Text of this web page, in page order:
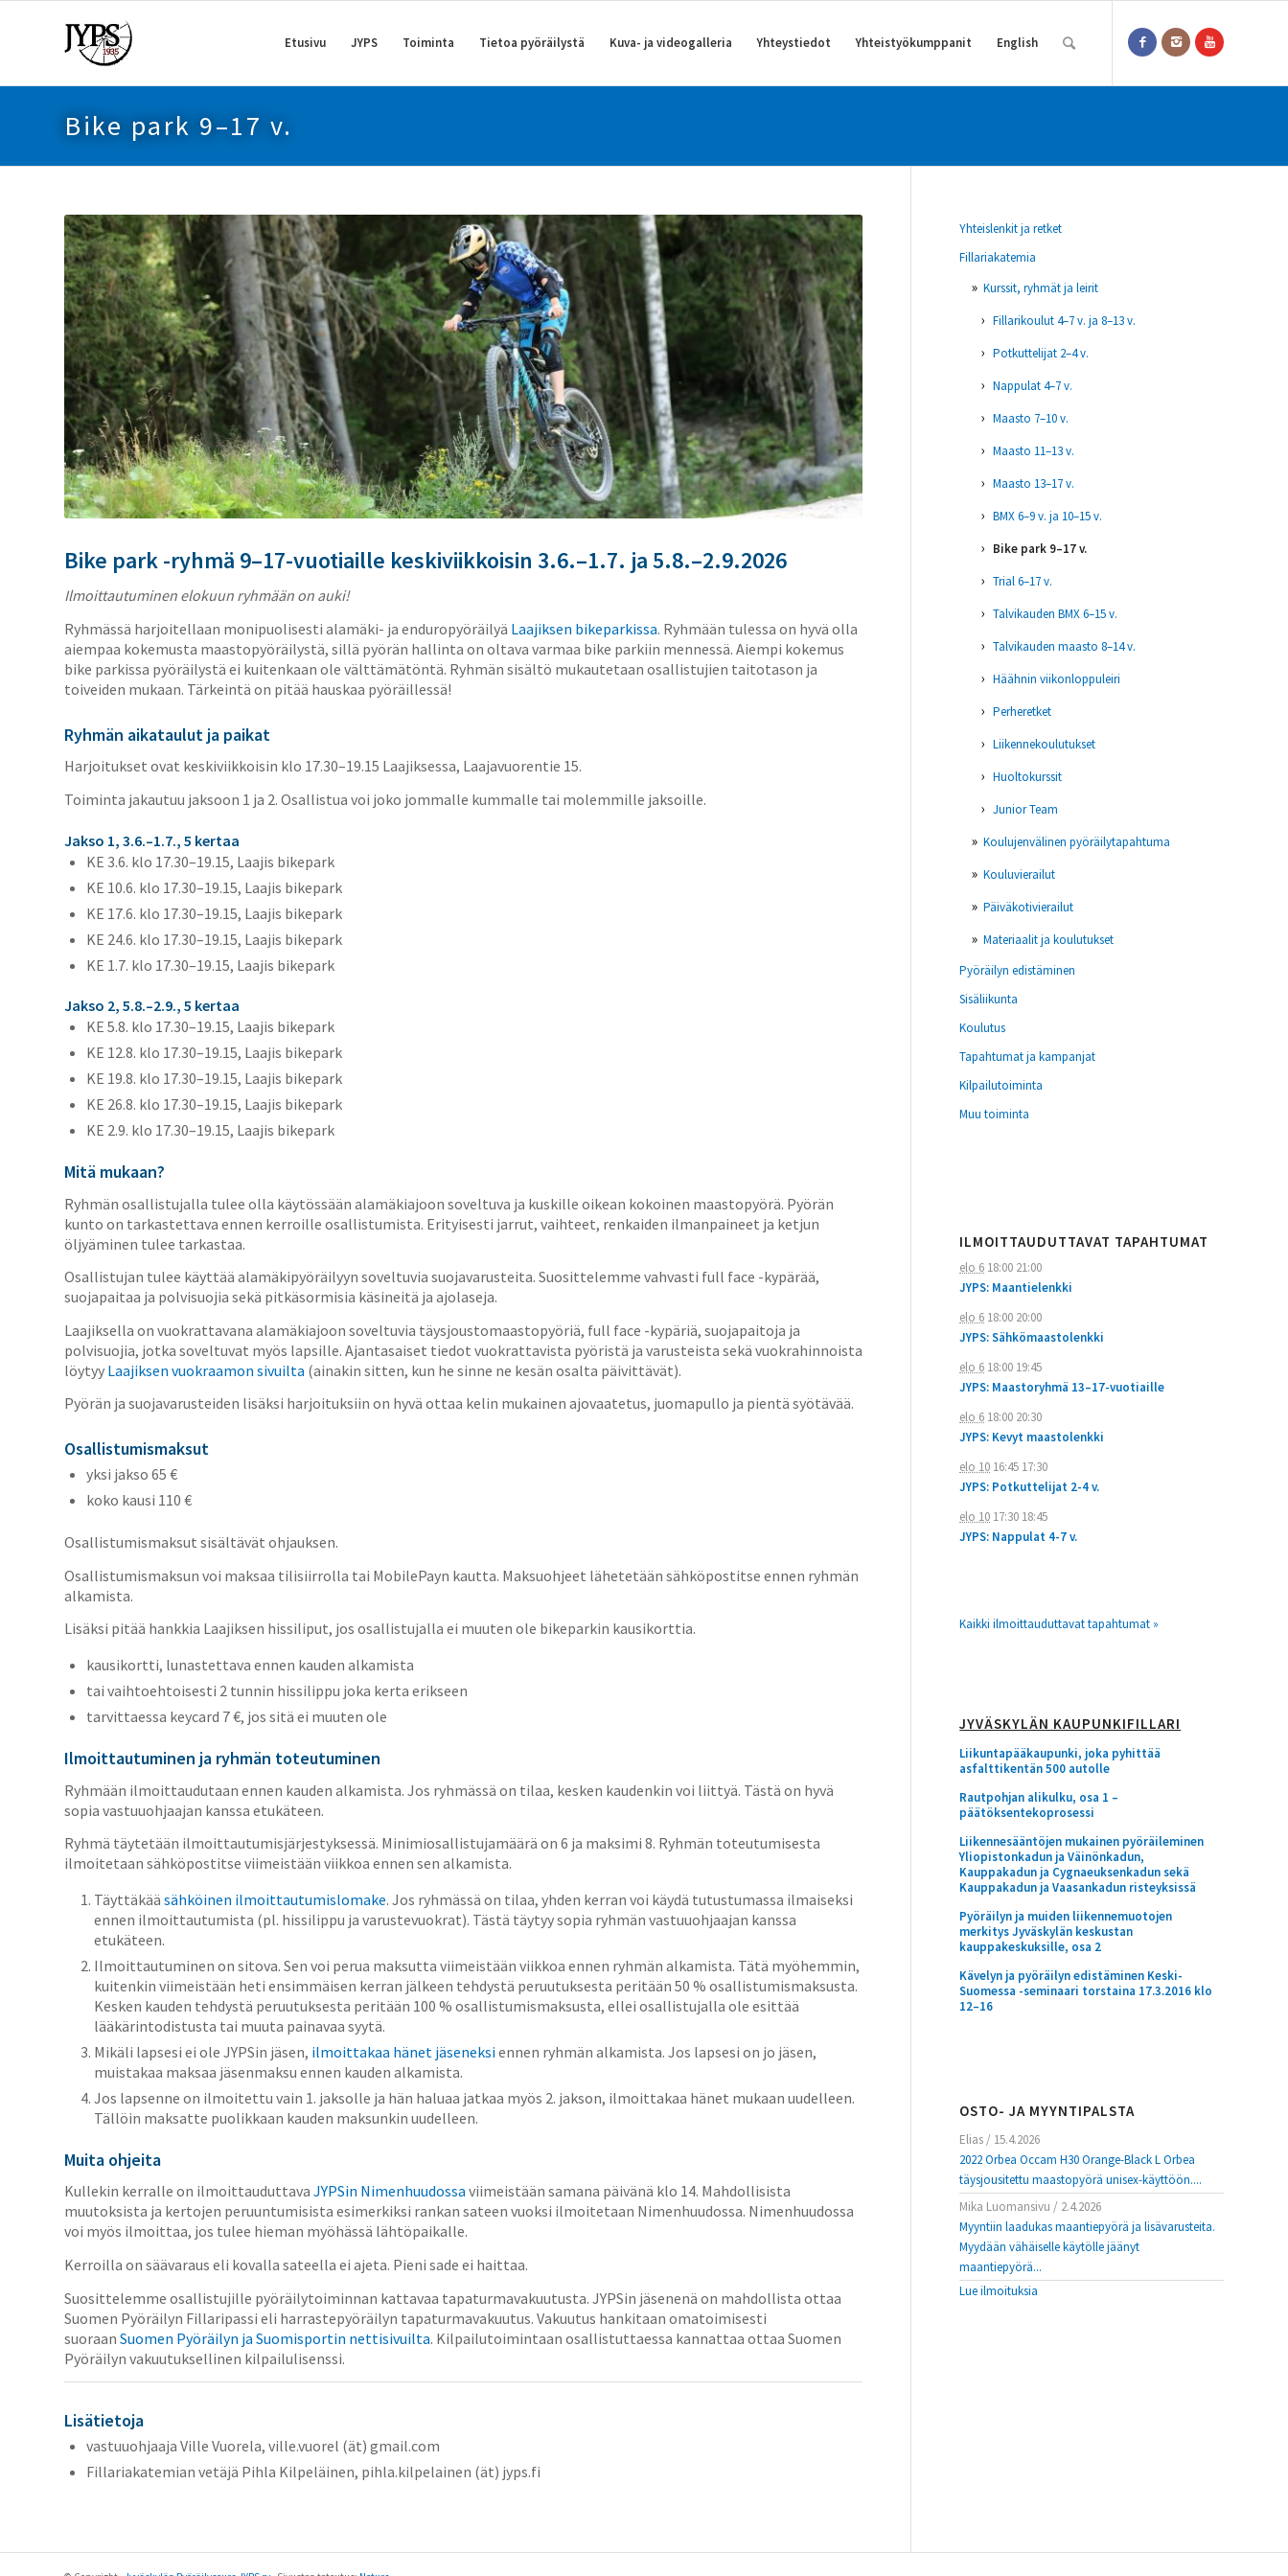
Etusivu JYPS Toiminta Tietoa pyöräilystä Kuva- ja videogalleria Yhteystiedot Yhteistyökumppanit English
Bike park 9–17 v.
Bike park -ryhmä 9–17-vuotiaille keskiviikkoisin 3.6.–1.7. ja 5.8.–2.9.2026
Ilmoittautuminen elokuun ryhmään on auki!
Ryhmässä harjoitellaan monipuolisesti alamäki- ja enduropyöräilyä Laajiksen bikeparkissa. Ryhmään tulessa on hyvä olla
aiempaa kokemusta maastopyöräilystä, sillä pyörän hallinta on oltava varmaa bike parkiin mennessä. Aiempi kokemus
bike parkissa pyöräilystä ei kuitenkaan ole välttämätöntä. Ryhmän sisältö mukautetaan osallistujien taitotason ja
toiveiden mukaan. Tärkeintä on pitää hauskaa pyöräillessä!
Ryhmän aikataulut ja paikat
Harjoitukset ovat keskiviikkoisin klo 17.30–19.15 Laajiksessa, Laajavuorentie 15.
Toiminta jakautuu jaksoon 1 ja 2. Osallistua voi joko jommalle kummalle tai molemmille jaksoille.
Jakso 1, 3.6.–1.7., 5 kertaa
KE 3.6. klo 17.30–19.15, Laajis bikepark
KE 10.6. klo 17.30–19.15, Laajis bikepark
KE 17.6. klo 17.30–19.15, Laajis bikepark
KE 24.6. klo 17.30–19.15, Laajis bikepark
KE 1.7. klo 17.30–19.15, Laajis bikepark
Jakso 2, 5.8.–2.9., 5 kertaa
KE 5.8. klo 17.30–19.15, Laajis bikepark
KE 12.8. klo 17.30–19.15, Laajis bikepark
KE 19.8. klo 17.30–19.15, Laajis bikepark
KE 26.8. klo 17.30–19.15, Laajis bikepark
KE 2.9. klo 17.30–19.15, Laajis bikepark
Mitä mukaan?
Ryhmän osallistujalla tulee olla käytössään alamäkiajoon soveltuva ja kuskille oikean kokoinen maastopyörä. Pyörän
kunto on tarkastettava ennen kerroille osallistumista. Erityisesti jarrut, vaihteet, renkaiden ilmanpaineet ja ketjun
öljyäminen tulee tarkastaa.
Osallistujan tulee käyttää alamäkipyöräilyyn soveltuvia suojavarusteita. Suosittelemme vahvasti full face -kypärää,
suojapaitaa ja polvisuojia sekä pitkäsormisia käsineitä ja ajolaseja.
Laajiksella on vuokrattavana alamäkiajoon soveltuvia täysjoustomaastopyöriä, full face -kypäriä, suojapaitoja ja
polvisuojia, jotka soveltuvat myös lapsille. Ajantasaiset tiedot vuokrattavista pyöristä ja varusteista sekä vuokrahinnoista
löytyy Laajiksen vuokraamon sivuilta (ainakin sitten, kun he sinne ne kesän osalta päivittävät).
Pyörän ja suojavarusteiden lisäksi harjoituksiin on hyvä ottaa kelin mukainen ajovaatetus, juomapullo ja pientä syötävää.
Osallistumismaksut
yksi jakso 65 €
koko kausi 110 €
Osallistumismaksut sisältävät ohjauksen.
Osallistumismaksun voi maksaa tilisiirrolla tai MobilePayn kautta. Maksuohjeet lähetetään sähköpostitse ennen ryhmän
alkamista.
Lisäksi pitää hankkia Laajiksen hissiliput, jos osallistujalla ei muuten ole bikeparkin kausikorttia.
kausikortti, lunastettava ennen kauden alkamista
tai vaihtoehtoisesti 2 tunnin hissilippu joka kerta erikseen
tarvittaessa keycard 7 €, jos sitä ei muuten ole
Ilmoittautuminen ja ryhmän toteutuminen
Ryhmään ilmoittaudutaan ennen kauden alkamista. Jos ryhmässä on tilaa, kesken kaudenkin voi liittyä. Tästä on hyvä
sopia vastuuohjaajan kanssa etukäteen.
Ryhmä täytetään ilmoittautumisjärjestyksessä. Minimiosallistujamäärä on 6 ja maksimi 8. Ryhmän toteutumisesta
ilmoitetaan sähköpostitse viimeistään viikkoa ennen sen alkamista.
Täyttäkää sähköinen ilmoittautumislomake. Jos ryhmässä on tilaa, yhden kerran voi käydä tutustumassa ilmaiseksi
ennen ilmoittautumista (pl. hissilippu ja varustevuokrat). Tästä täytyy sopia ryhmän vastuuohjaajan kanssa
etukäteen.
Ilmoittautuminen on sitova. Sen voi perua maksutta viimeistään viikkoa ennen ryhmän alkamista. Tätä myöhemmin,
kuitenkin viimeistään heti ensimmäisen kerran jälkeen tehdystä peruutuksesta peritään 50 % osallistumismaksusta.
Kesken kauden tehdystä peruutuksesta peritään 100 % osallistumismaksusta, ellei osallistujalla ole esittää
lääkärintodistusta tai muuta painavaa syytä.
Mikäli lapsesi ei ole JYPSin jäsen, ilmoittakaa hänet jäseneksiennen ryhmän alkamista. Jos lapsesi on jo jäsen,
muistakaa maksaa jäsenmaksu ennen kauden alkamista.
Jos lapsenne on ilmoitettu vain 1. jaksolle ja hän haluaa jatkaa myös 2. jakson, ilmoittakaa hänet mukaan uudelleen.
Tällöin maksatte puolikkaan kauden maksunkin uudelleen.
Muita ohjeita
Kullekin kerralle on ilmoittauduttava JYPSin Nimenhuudossa viimeistään samana päivänä klo 14. Mahdollisista
muutoksista ja kertojen peruuntumisista esimerkiksi rankan sateen vuoksi ilmoitetaan Nimenhuudossa. Nimenhuudossa
voi myös ilmoittaa, jos tulee hieman myöhässä lähtöpaikalle.
Kerroilla on säävaraus eli kovalla sateella ei ajeta. Pieni sade ei haittaa.
Suosittelemme osallistujille pyöräilytoiminnan kattavaa tapaturmavakuutusta. JYPSin jäsenenä on mahdollista ottaa
Suomen Pyöräilyn Fillaripassi eli harrastepyöräilyn tapaturmavakuutus. Vakuutus hankitaan omatoimisesti
suoraan Suomen Pyöräilyn ja Suomisportin nettisivuilta. Kilpailutoimintaan osallistuttaessa kannattaa ottaa Suomen
Pyöräilyn vakuutuksellinen kilpailulisenssi.
Lisätietoja
vastuuohjaaja Ville Vuorela, ville.vuorel (ät) gmail.com
Fillariakatemian vetäjä Pihla Kilpeläinen, pihla.kilpelainen (ät) jyps.fi
Yhteislenkit ja retket
Fillariakatemia
Kurssit, ryhmät ja leirit
Fillarikoulut 4–7 v. ja 8–13 v.
Potkuttelijat 2–4 v.
Nappulat 4–7 v.
Maasto 7–10 v.
Maasto 11–13 v.
Maasto 13–17 v.
BMX 6–9 v. ja 10–15 v.
Bike park 9–17 v.
Trial 6–17 v.
Talvikauden BMX 6–15 v.
Talvikauden maasto 8–14 v.
Häähnin viikonloppuleiri
Perheretket
Liikennekoulutukset
Huoltokurssit
Junior Team
Koulujenvälinen pyöräilytapahtuma
Kouluvierailut
Päiväkotivierailut
Materiaalit ja koulutukset
Pyöräilyn edistäminen
Sisäliikunta
Koulutus
Tapahtumat ja kampanjat
Kilpailutoiminta
Muu toiminta
ILMOITTAUDUTTAVAT TAPAHTUMAT
elo 6 18:00 21:00
JYPS: Maantielenkki
elo 6 18:00 20:00
JYPS: Sähkömaastolenkki
elo 6 18:00 19:45
JYPS: Maastoryhmä 13–17-vuotiaille
elo 6 18:00 20:30
JYPS: Kevyt maastolenkki
elo 10 16:45 17:30
JYPS: Potkuttelijat 2-4 v.
elo 10 17:30 18:45
JYPS: Nappulat 4-7 v.
Kaikki ilmoittauduttavat tapahtumat »
JYVÄSKYLÄN KAUPUNKIFILLARI
Liikuntapääkaupunki, joka pyhittää
asfalttikentän 500 autolle
Rautpohjan alikulku, osa 1 –
päätöksentekoprosessi
Liikennesääntöjen mukainen pyöräileminen
Yliopistonkadun ja Väinönkadun,
Kauppakadun ja Cygnaeuksenkadun sekä
Kauppakadun ja Vaasankadun risteyksissä
Pyöräilyn ja muiden liikennemuotojen
merkitys Jyväskylän keskustan
kauppakeskuksille, osa 2
Kävelyn ja pyöräilyn edistäminen Keski-
Suomessa -seminaari torstaina 17.3.2016 klo
12–16
OSTO- JA MYYNTIPALSTA
Elias / 15.4.2026
2022 Orbea Occam H30 Orange-Black L Orbea
täysjousitettu maastopyörä unisex-käyttöön....
Mika Luomansivu / 2.4.2026
Myyntiin laadukas maantiepyörä ja lisävarusteita.
Myydään vähäiselle käytölle jäänyt
maantiepyörä...
Lue ilmoituksia